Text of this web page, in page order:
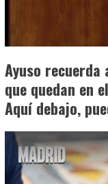
Ayuso recuerda
que quedan en
Aquí debajo,